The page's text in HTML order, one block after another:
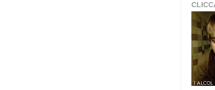
1 ALCOL